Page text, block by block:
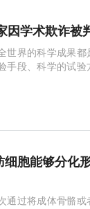
因学术欺诈被
世界的科学成果
手段、科学的试验
上与大众交流。
胞能够分化
通过将成体骨骼